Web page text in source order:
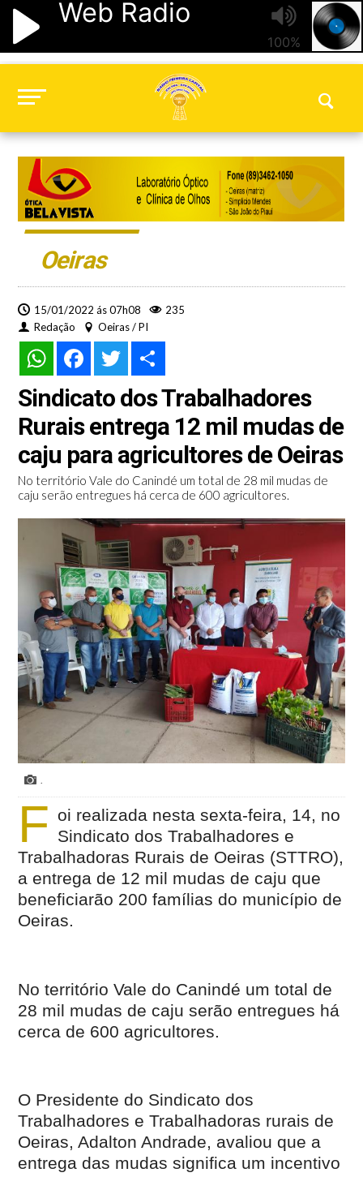
Oeiras
15/01/2022 ás 07h08
235
Redação
Oeiras / PI
WhatsAppFacebookTwitter
Sindicato dos Trabalhadores
Rurais entrega 12 mil mudas de
caju para agricultores de Oeiras
No território Vale do Canindé um total de 28 mil mudas de
caju serão entregues há cerca de 600 agricultores.
.
F oi realizada nesta sexta-feira, 14, no
Sindicato dos Trabalhadores e
Trabalhadoras Rurais de Oeiras (STTRO),
a entrega de 12 mil mudas de caju que
beneficiarão 200 famílias do município de
Oeiras.
No território Vale do Canindé um total de
28 mil mudas de caju serão entregues há
cerca de 600 agricultores.
O Presidente do Sindicato dos
Trabalhadores e Trabalhadoras rurais de
Oeiras, Adalton Andrade, avaliou que a
entrega das mudas significa um incentivo